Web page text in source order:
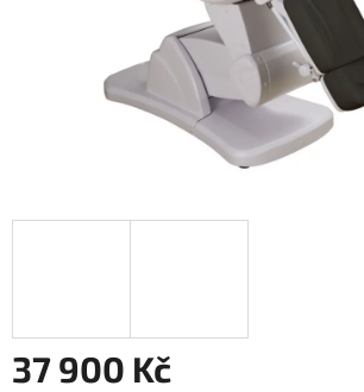
37 900 Kč